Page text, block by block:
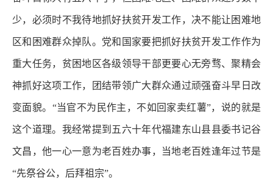
少，必须时不我待地抓好扶贫开发工作，决不能让困难地
区和困难群众掉队。党和国家要把抓好扶贫开发工作作为
重大任务，贫困地区各级领导干部更要心无旁骛、聚精会
神抓好这项工作，团结带领广大群众通过顽强奋斗早日改
变面貌。“当官不为民作主，不如回家卖红薯”，说的就是
这个道理。我经常提到五六十年代福建东山县县委书记谷
文昌，他一心一意为老百姓办事，当地老百姓逢年过节是
“先祭谷公，后拜祖宗”。